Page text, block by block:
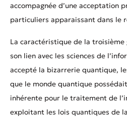
accompagnée d’une acceptation
particuliers apparaissant dans le
La caractéristique de la
son lien avec les sciences de
accepté la bizarrerie quantique,
que le monde quantique
inhérente pour le traitement de
exploitant les lois quantiques de